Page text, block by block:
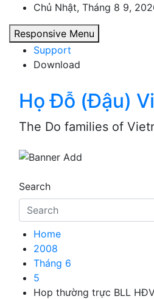
content
Chủ Nhật, Tháng 8 9,
Responsive Menu
Support
Download
Họ Đỗ (Đậu)
The Do families of
Search
Home
2008
Tháng 6
5
Hop thường trực BLL